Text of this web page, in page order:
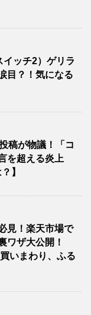
イッチ2）ゲリラ
目？！気になる
稿が物議！「コ
を超える炎上
】
見！楽天市場で
ワザ大公開！
いまわり、ふる